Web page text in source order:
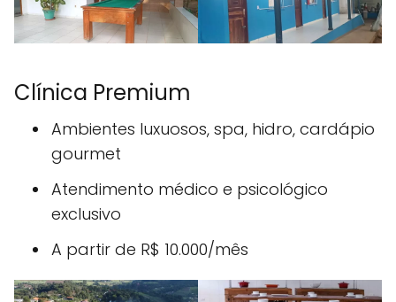
Clínica Premium
Ambientes luxuosos, spa, hidro, cardápio
gourmet
Atendimento médico e psicológico
exclusivo
A partir de R$ 10.000/mês